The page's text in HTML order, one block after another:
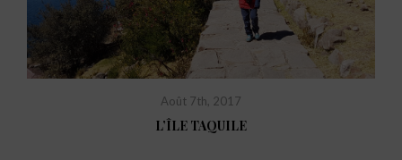
Août 7th, 2017
L’ÎLE TAQUILE